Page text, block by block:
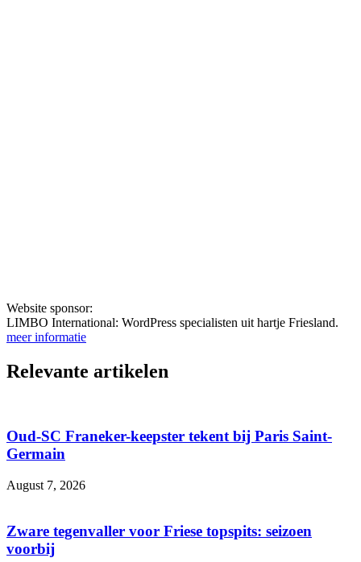
Website sponsor:
LIMBO International: WordPress specialisten uit hartje Friesland.
meer informatie
Relevante artikelen
Oud-SC Franeker-keepster tekent bij Paris Saint-
Germain
August 7, 2026
Zware tegenvaller voor Friese topspits: seizoen
voorbij